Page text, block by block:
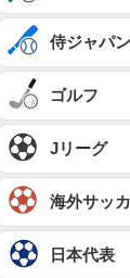
侍ジャパン
ゴルフ
Jリーグ
海外サッ
日本代表